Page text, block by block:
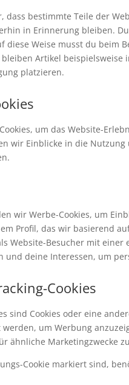
dass bestimmte Teile der
in Erinnerung bleiben.
diese Weise musst du beim
Artikel
platzieren.
um das Website-
wir Einblicke in die
wir Werbe-Cookies, um
Profil, das wir basierend
Website-Besucher mit
und deine Interessen, um
Cookies
sind Cookies oder eine
um Werbung
ähnliche Marketingzwecke
Cookie markiert sind,